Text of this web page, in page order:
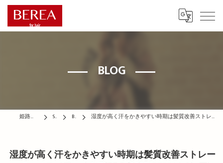
BLOG
姫路の美容院はBEREA STAFF BLOG 湿度が高く汗をかきやすい時期は髪質改善ストレート「ハリスノフ」！姫路市の美容院BEREA(ベレア)はお客様のキレイを叶える美容室／ヘアサロン
湿度が高く汗をかきやすい時期は髪質改善ストレー